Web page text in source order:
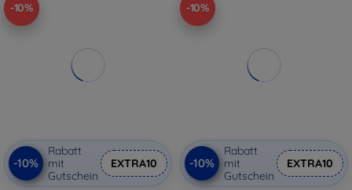
-10%
-10%
Rabatt
mit
Gutschein
EXTRA10
-10%
-10%
Rabatt
mit
Gutschein
EXTRA10